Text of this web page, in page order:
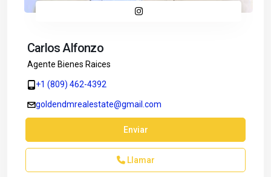
Carlos Alfonzo
Agente Bienes Raices
+1 (809) 462-4392
goldendmrealestate@gmail.com
Enviar
Llamar